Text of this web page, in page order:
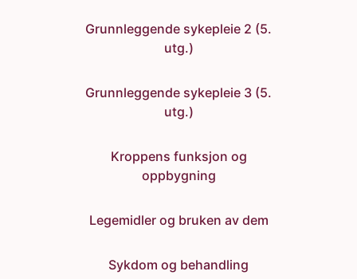
Grunnleggende sykepleie 2 (5.
utg.)
Grunnleggende sykepleie 3 (5.
utg.)
Kroppens funksjon og
oppbygning
Legemidler og bruken av dem
Sykdom og behandling